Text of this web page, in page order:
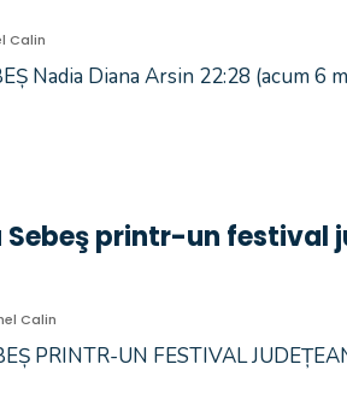
Calin
Nadia Diana Arsin 22:28 (acum 6
printr-un festival
Calin
PRINTR-UN FESTIVAL